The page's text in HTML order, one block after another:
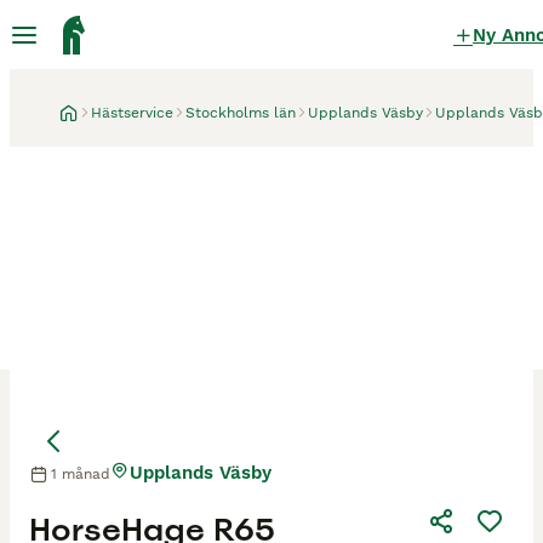
Ny
Hästservice Stockholms län Upplands Väsby Upplands
HorseHage R65
1 månad Upplands Väsby